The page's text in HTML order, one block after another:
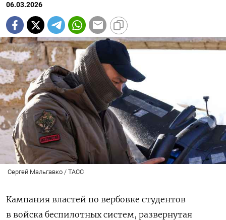
06.03.2026
Сергей Мальгавко / ТАСС
Кампания властей по вербовке студентов
в войска беспилотных систем, развернутая